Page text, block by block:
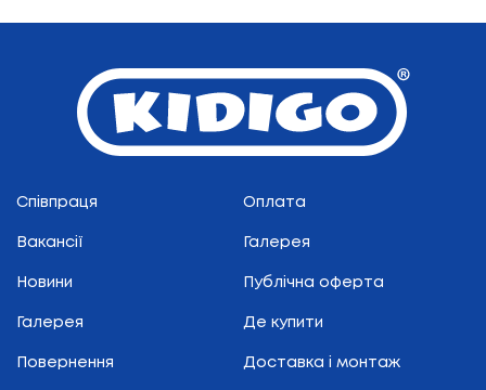
Співпраця Оплата
Вакансії Галерея
Новини Публічна оферта
Галерея Де купити
Повернення Доставка і монтаж